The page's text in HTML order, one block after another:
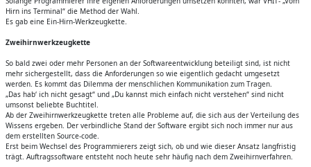
Hirn ins Terminal“ die Method der Wahl.
Es gab eine Ein-Hirn-Werkzeugkette.
Zweihirnwerkzeugkette
So bald zwei oder mehr Personen an der Softwareentwicklung beteiligt sind, ist nicht
mehr sichergestellt, dass die Anforderungen so wie eigentlich gedacht umgesetzt
werden. Es kommt das Dilemma der menschlichen Kommunikation zum Tragen.
„Das hab‘ ich nicht gesagt“ und „Du kannst mich einfach nicht verstehen“ sind nicht
umsonst beliebte Buchtitel.
Ab der Zweihirnwerkzeugkette treten alle Probleme auf, die sich aus der Verteilung des
Wissens ergeben. Der verbindliche Stand der Software ergibt sich noch immer nur aus
dem erstellten Source-code.
Erst beim Wechsel des Programmierers zeigt sich, ob und wie dieser Ansatz langfristig
trägt. Auftragssoftware entsteht noch heute sehr häufig nach dem Zweihirnverfahren.